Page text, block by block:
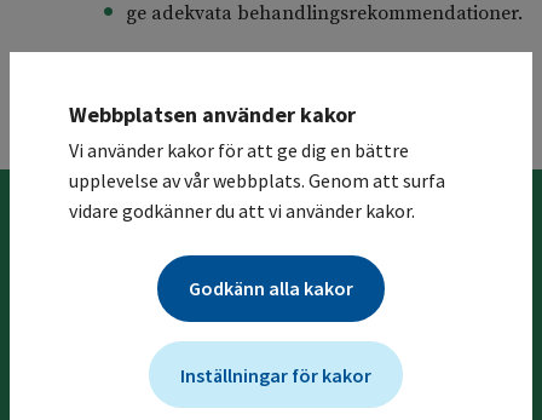
ge adekvata behandlingsrekommendationer.
Föregående kapitel
2 Inledning
Nästa kapitel
4 Bakgrund och orsaker
Webbplatsen använder kakor
Vi använder kakor för att ge dig en bättre
upplevelse av vår webbplats. Genom att surfa
vidare godkänner du att vi använder kakor.
Godkänn alla kakor
Inställningar för kakor